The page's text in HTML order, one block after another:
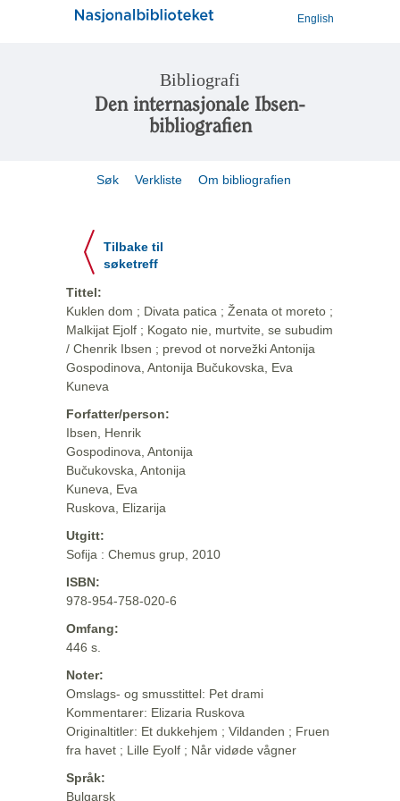
English
Bibliografi
Den internasjonale Ibsen-
bibliografien
Søk Verkliste Om bibliografien
Tilbake til
søketreff
Tittel:
Kuklen dom ; Divata patica ; Ženata ot moreto ;
Malkijat Ejolf ; Kogato nie, murtvite, se subudim
/ Chenrik Ibsen ; prevod ot norvežki Antonija
Gospodinova, Antonija Bučukovska, Eva
Kuneva
Forfatter/person:
Ibsen, Henrik
Gospodinova, Antonija
Bučukovska, Antonija
Kuneva, Eva
Ruskova, Elizarija
Utgitt:
Sofija : Chemus grup, 2010
ISBN:
978-954-758-020-6
Omfang:
446 s.
Noter:
Omslags- og smusstittel: Pet drami
Kommentarer: Elizaria Ruskova
Originaltitler: Et dukkehjem ; Vildanden ; Fruen
fra havet ; Lille Eyolf ; Når vidøde vågner
Språk:
Bulgarsk